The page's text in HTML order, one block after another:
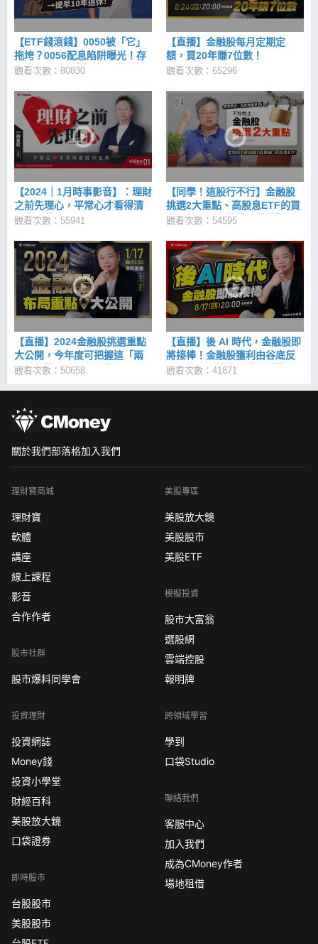
【ETF錢滾錢】0050被「它」
拖垮？0056配息陷阱曝光！存
股族必看ETF真相｜ft. 葉芷娟
觀看次數：80830
【直播】金融股每月定期定
額，買20年賺7位數！
觀看次數：65296
【2024｜1月時事影音】：理財
之前先理心，平常心才看得清
股市走勢！
觀看次數：55941
【同學！這股行不行】金融股
挑選2大重點、高股息ETF的買
賣關鍵、投資美債該懂的觀
加碼、公開陳重銘金融股清單
觀看次數：54595
【直播】2024金融股挑選重點
大公開，今年度可把握這「兩
關鍵行情」！ETF平準金發放
觀看次數：50658
【直播】後 AI 時代，金融股即
將接棒！金融股獲利由谷底反
彈，正是開始布局的好時機？
觀看次數：41871
關於我們部落格加入我們
理財寶商城
理財寶
軟體
講座
線上課程
影音
合作作者
股市社群
股市爆料同學會
投資理財
投資網誌
Money錢
投資小學堂
財經百科
美股放大鏡
口袋證券
即時股市
台股股市
美股股市
美股專區
美股放大鏡
美股股市
美股ETF
模擬投資
股市大富翁
選股網
雲端控股
報明牌
跨領域學習
學到
口袋Studio
聯絡我們
客服中心
加入我們
成為CMoney作者
場地租借